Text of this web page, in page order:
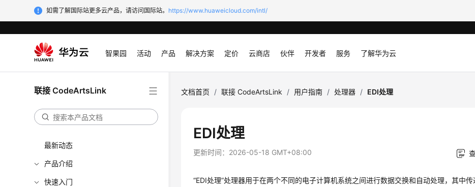
如需了解国际站更多云产品，请访问国际站。 https://www.huaweicloud.com/intl/
智果园 活动 产品 解决方案 定价 云商店 伙伴 开发者 服务 了解华为云
联接 CodeArtsLink
最新动态
产品介绍
快速入门
文档首页 / 联接 CodeArtsLink / 用户指南 / 处理器 / EDI处理
EDI处理
更新时间： 2026-05-18 GMT+08:00
“EDI处理”处理器用于在两个不同的电子计算机系统之间进行数据交换和自动处理，其中